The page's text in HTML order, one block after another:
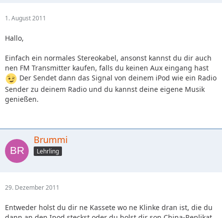
1. August 2011
Hallo,
Einfach ein normales Stereokabel, ansonst kannst du dir auch
nen FM Transmitter kaufen, falls du keinen Aux eingang hast
Der Sendet dann das Signal von deinem iPod wie ein Radio
Sender zu deinem Radio und du kannst deine eigene Musik
genießen.
Brummi
Lehrling
29. Dezember 2011
Entweder holst du dir ne Kassete wo ne Klinke dran ist, die du